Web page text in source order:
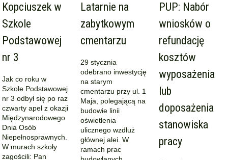
Kopciuszek w
Szkole
Podstawowej
nr 3
Jak co roku w
Szkole Podstawowej
nr 3 odbył się po raz
czwarty apel z okazji
Międzynarodowego
Dnia Osób
Niepełnosprawnych.
W murach szkoły
zagościli: Pan
Latarnie na
zabytkowym
cmentarzu
29 stycznia
odebrano inwestycję
na starym
cmentarzu przy ul. 1
Maja, polegającą na
budowie linii
oświetlenia
ulicznego wzdłuż
głównej alei. W
ramach prac
PUP: Nabór
wniosków o
refundację
kosztów
wyposażenia
lub
doposażenia
stanowiska
pracy